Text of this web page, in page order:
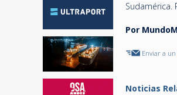
Sudamérica.
Por
Enviar a un
Noticias